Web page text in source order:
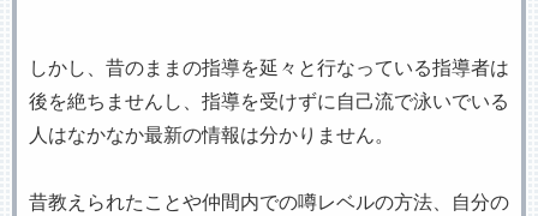
しかし、昔のままの指導を延々と行なっている指導者は
後を絶ちませんし、指導を受けずに自己流で泳いでいる
人はなかなか最新の情報は分かりません。
昔教えられたことや仲間内での噂レベルの方法、自分の